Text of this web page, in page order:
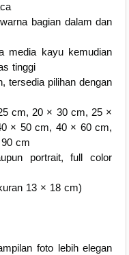
bagian dalam dan
media kayu kemudian
tinggi
tersedia pilihan dengan
cm, 20 × 30 cm, 25 ×
× 50 cm, 40 × 60 cm,
cm
portrait, full color
13 × 18 cm)
foto lebih elegan